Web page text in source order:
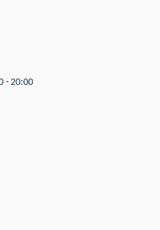
- 20:00